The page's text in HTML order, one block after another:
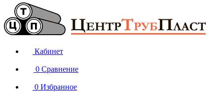
Кабинет
0 Сравнение
0 Избранное